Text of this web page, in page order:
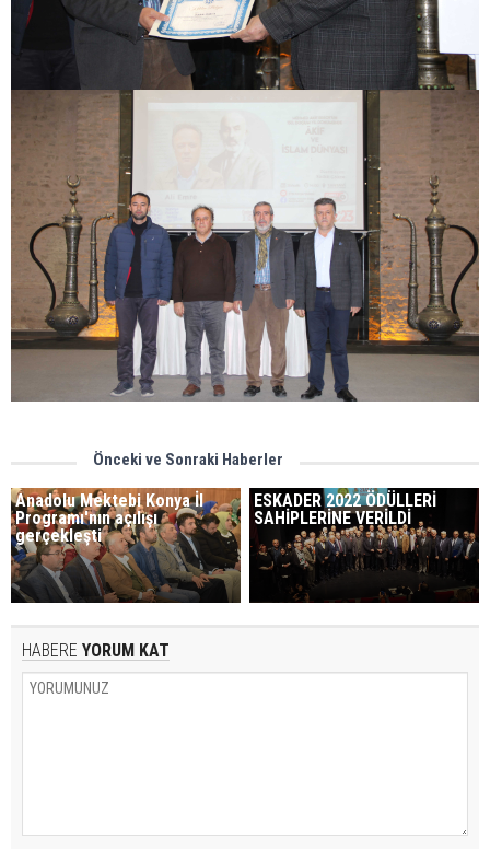
Önceki ve Sonraki Haberler
Anadolu Mektebi Konya İl
Programı'nın açılışı
gerçekleşti
ESKADER 2022 ÖDÜLLERİ
SAHİPLERİNE VERİLDİ
HABERE YORUM KAT